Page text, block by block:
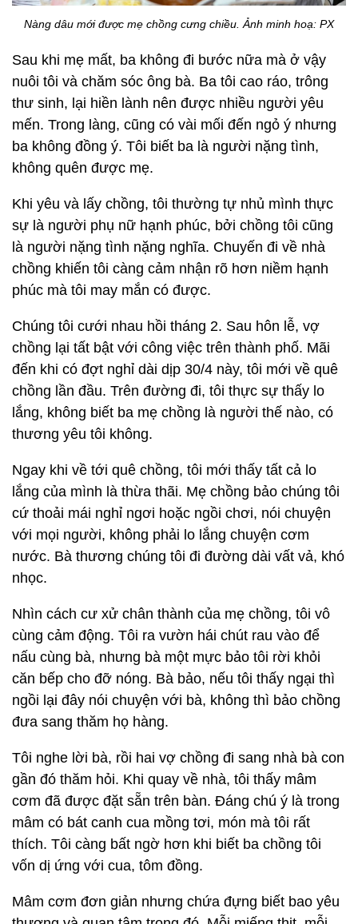
Nàng dâu mới được mẹ chồng cưng chiều. Ảnh minh hoạ: PX
Sau khi mẹ mất, ba không đi bước nữa mà ở vậy
nuôi tôi và chăm sóc ông bà. Ba tôi cao ráo, trông
thư sinh, lại hiền lành nên được nhiều người yêu
mến. Trong làng, cũng có vài mối đến ngỏ ý nhưng
ba không đồng ý. Tôi biết ba là người nặng tình,
không quên được mẹ.
Khi yêu và lấy chồng, tôi thường tự nhủ mình thực
sự là người phụ nữ hạnh phúc, bởi chồng tôi cũng
là người nặng tình nặng nghĩa. Chuyến đi về nhà
chồng khiến tôi càng cảm nhận rõ hơn niềm hạnh
phúc mà tôi may mắn có được.
Chúng tôi cưới nhau hồi tháng 2. Sau hôn lễ, vợ
chồng lại tất bật với công việc trên thành phố. Mãi
đến khi có đợt nghỉ dài dịp 30/4 này, tôi mới về quê
chồng lần đầu. Trên đường đi, tôi thực sự thấy lo
lắng, không biết ba mẹ chồng là người thế nào, có
thương yêu tôi không.
Ngay khi về tới quê chồng, tôi mới thấy tất cả lo
lắng của mình là thừa thãi. Mẹ chồng bảo chúng tôi
cứ thoải mái nghỉ ngơi hoặc ngồi chơi, nói chuyện
với mọi người, không phải lo lắng chuyện cơm
nước. Bà thương chúng tôi đi đường dài vất vả, khó
nhọc.
Nhìn cách cư xử chân thành của mẹ chồng, tôi vô
cùng cảm động. Tôi ra vườn hái chút rau vào để
nấu cùng bà, nhưng bà một mực bảo tôi rời khỏi
căn bếp cho đỡ nóng. Bà bảo, nếu tôi thấy ngại thì
ngồi lại đây nói chuyện với bà, không thì bảo chồng
đưa sang thăm họ hàng.
Tôi nghe lời bà, rồi hai vợ chồng đi sang nhà bà con
gần đó thăm hỏi. Khi quay về nhà, tôi thấy mâm
cơm đã được đặt sẵn trên bàn. Đáng chú ý là trong
mâm có bát canh cua mồng tơi, món mà tôi rất
thích. Tôi càng bất ngờ hơn khi biết ba chồng tôi
vốn dị ứng với cua, tôm đồng.
Mâm cơm đơn giản nhưng chứa đựng biết bao yêu